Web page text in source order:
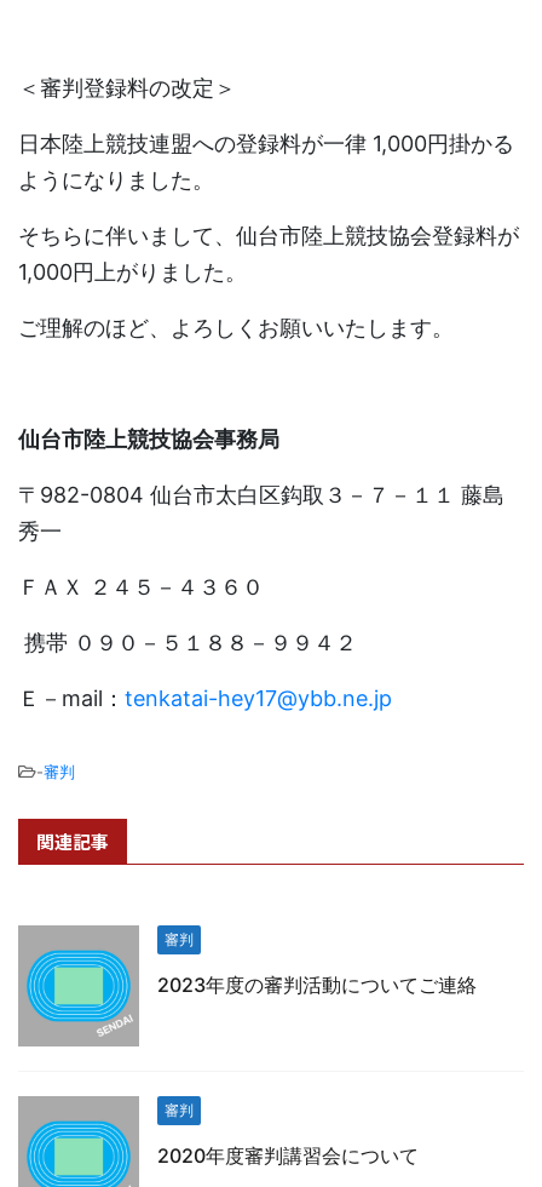
＜審判登録料の改定＞
日本陸上競技連盟への登録料が一律 1,000円掛かる
ようになりました。
そちらに伴いまして、仙台市陸上競技協会登録料が
1,000円上がりました。
ご理解のほど、よろしくお願いいたします。
仙台市陸上競技協会事務局
〒982-0804 仙台市太白区鈎取３－７－１１ 藤島
秀一
ＦＡＸ ２４５－４３６０
携帯 ０９０－５１８８－９９４２
Ｅ－mail： tenkatai-hey17@ybb.ne.jp
-審判
関連記事
審判
2023年度の審判活動についてご連絡
審判
2020年度審判講習会について